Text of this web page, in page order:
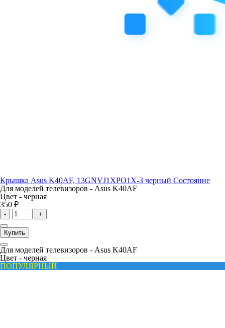
Крышка Asus K40AF, 13GNVJ1XPO1X-3 черный Состояние
Для моделей телевизоров - Asus K40AF
Цвет - черная
350 ₽
- +
Купить
Для моделей телевизоров - Asus K40AF
Цвет - черная
ПОПУЛЯРНЫЙ